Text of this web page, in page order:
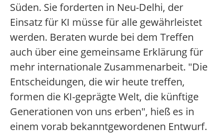
Süden. Sie forderten in Neu-Delhi, der
Einsatz für KI müsse für alle gewährleistet
werden. Beraten wurde bei dem Treffen
auch über eine gemeinsame Erklärung für
mehr internationale Zusammenarbeit. "Die
Entscheidungen, die wir heute treffen,
formen die KI-geprägte Welt, die künftige
Generationen von uns erben", hieß es in
einem vorab bekanntgewordenen Entwurf.